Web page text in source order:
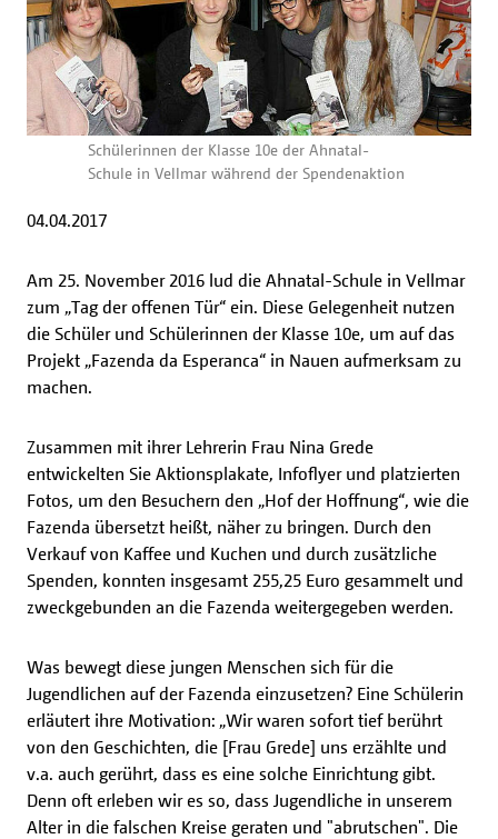
Schülerinnen der Klasse 10e der Ahnatal-
Schule in Vellmar während der Spendenaktion
04.04.2017
Am 25. November 2016 lud die Ahnatal-Schule in Vellmar
zum „Tag der offenen Tür“ ein. Diese Gelegenheit nutzen
die Schüler und Schülerinnen der Klasse 10e, um auf das
Projekt „Fazenda da Esperanca“ in Nauen aufmerksam zu
machen.
Zusammen mit ihrer Lehrerin Frau Nina Grede
entwickelten Sie Aktionsplakate, Infoflyer und platzierten
Fotos, um den Besuchern den „Hof der Hoffnung“, wie die
Fazenda übersetzt heißt, näher zu bringen. Durch den
Verkauf von Kaffee und Kuchen und durch zusätzliche
Spenden, konnten insgesamt 255,25 Euro gesammelt und
zweckgebunden an die Fazenda weitergegeben werden.
Was bewegt diese jungen Menschen sich für die
Jugendlichen auf der Fazenda einzusetzen? Eine Schülerin
erläutert ihre Motivation: „Wir waren sofort tief berührt
von den Geschichten, die [Frau Grede] uns erzählte und
v.a. auch gerührt, dass es eine solche Einrichtung gibt.
Denn oft erleben wir es so, dass Jugendliche in unserem
Alter in die falschen Kreise geraten und "abrutschen". Die